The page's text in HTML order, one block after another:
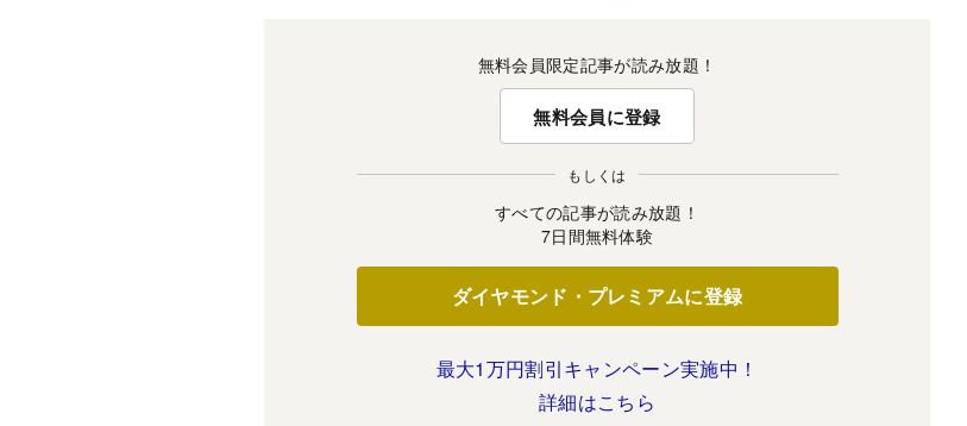
無料会員限定記事が読み放題！
無料会員に登録
もしくは
すべての記事が読み放題！
7日間無料体験
ダイヤモンド・プレミアムに登録
最大1万円割引キャンペーン実施中！
詳細はこちら